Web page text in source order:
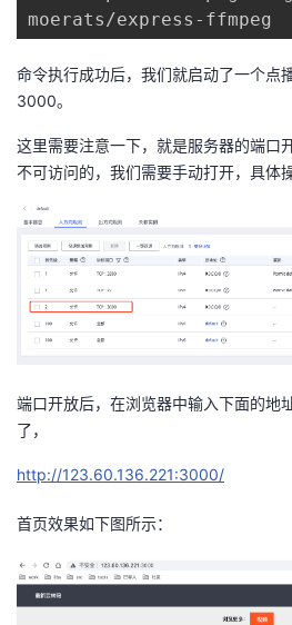
moerats/express-ffmpeg
命令执行成功后，我们就启动了一个点
3000。
这里需要注意一下，就是服务器的端口
不可访问的，我们需要手动打开，具体
端口开放后，在浏览器中输入下面的地
了，
http://123.60.136.221:3000/
首页效果如下图所示：